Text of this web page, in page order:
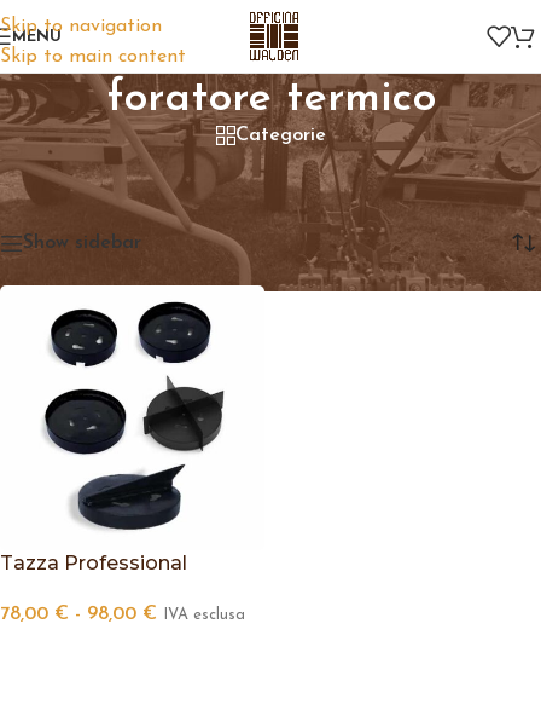
Skip to navigation
Skip to main content
MENU
foratore termico
Categorie
Home/Prodotti taggati “foratore termico”
Visualizzazione del risultato
Show sidebar
Tazza Professional
78,00 € - 98,00 € IVA esclusa